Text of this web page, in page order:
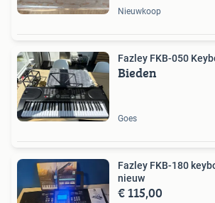
Nieuwkoop
Fazley FKB-050
Bieden
Goes
Fazley FKB-180
nieuw
€ 115,00